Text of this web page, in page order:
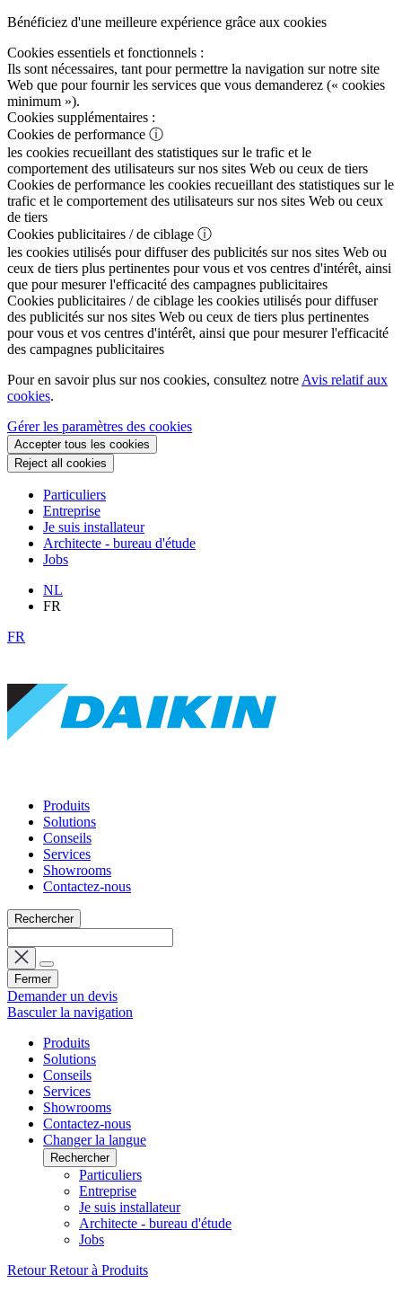
Bénéficiez d'une meilleure expérience grâce aux cookies
Cookies essentiels et fonctionnels :
Ils sont nécessaires, tant pour permettre la navigation sur notre site
Web que pour fournir les services que vous demanderez (« cookies
minimum »).
Cookies supplémentaires :
Cookies de performance ⓘ
les cookies recueillant des statistiques sur le trafic et le
comportement des utilisateurs sur nos sites Web ou ceux de tiers
Cookies de performance les cookies recueillant des statistiques sur le
trafic et le comportement des utilisateurs sur nos sites Web ou ceux
de tiers
Cookies publicitaires / de ciblage ⓘ
les cookies utilisés pour diffuser des publicités sur nos sites Web ou
ceux de tiers plus pertinentes pour vous et vos centres d'intérêt, ainsi
que pour mesurer l'efficacité des campagnes publicitaires
Cookies publicitaires / de ciblage les cookies utilisés pour diffuser
des publicités sur nos sites Web ou ceux de tiers plus pertinentes
pour vous et vos centres d'intérêt, ainsi que pour mesurer l'efficacité
des campagnes publicitaires
Pour en savoir plus sur nos cookies, consultez notre Avis relatif aux
cookies.
Gérer les paramètres des cookies
Accepter tous les cookies
Reject all cookies
Particuliers
Entreprise
Je suis installateur
Architecte - bureau d'étude
Jobs
NL
FR
FR
Produits
Solutions
Conseils
Services
Showrooms
Contactez-nous
Rechercher
Fermer
Demander un devis
Basculer la navigation
Produits
Solutions
Conseils
Services
Showrooms
Contactez-nous
Changer la langue
Rechercher
Particuliers
Entreprise
Je suis installateur
Architecte - bureau d'étude
Jobs
Retour Retour à Produits